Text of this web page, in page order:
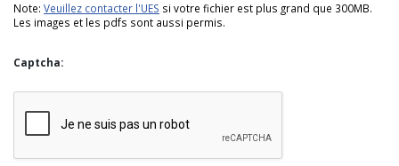
Note: Veuillez contacter l'UES si votre fichier est plus grand que 300MB.
Les images et les pdfs sont aussi permis.
Captcha: